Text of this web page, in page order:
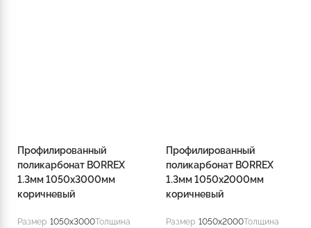
Профилированный
поликарбонат BORREX
1.3мм 1050х3000мм
коричневый
Размер 1050x3000Толщина
Профилированный
поликарбонат BORREX
1.3мм 1050х2000мм
коричневый
Размер 1050x2000Толщина